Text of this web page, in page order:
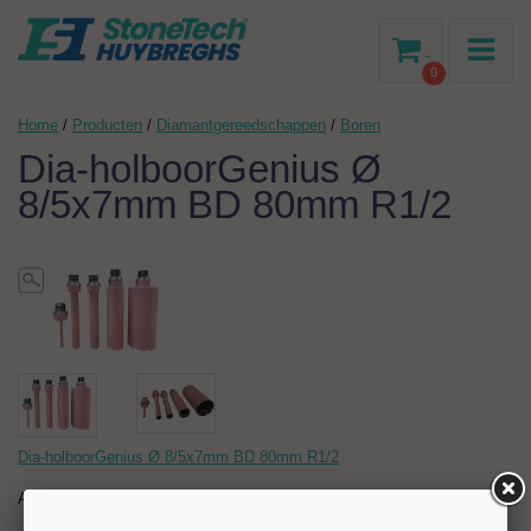
0
-
Home / Producten / Diamantgereedschappen / Boren
Dia-holboorGenius Ø
8/5x7mm BD 80mm R1/2
Dia-holboorGenius Ø 8/5x7mm BD 80mm R1/2
Artikelnr: